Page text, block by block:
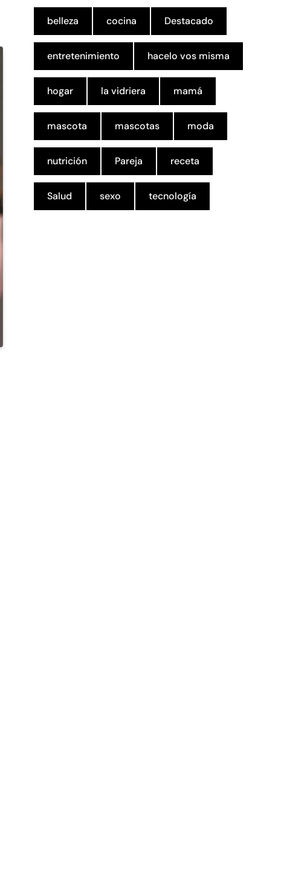
belleza cocina Destacado
entretenimiento hacelo vos misma
hogar la vidriera mamá
mascota mascotas moda
nutrición Pareja receta
Salud sexo tecnología